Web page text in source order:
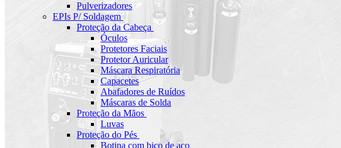
Pulverizadores
EPIs P/ Soldagem
Proteção da Cabeça
Óculos
Protetores Faciais
Protetor Auricular
Máscara Respiratória
Capacetes
Abafadores de Ruídos
Máscaras de Solda
Proteção da Mãos
Luvas
Proteção do Pés
Botina com bico de aço